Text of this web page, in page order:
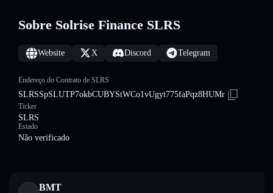
Sobre Solrise Finance SLRS
Website X Discord Telegram
Endereço do Contrato de SLRS
SLRSSpSLUTP7okbCUBYStWCo1vUgyt775faPqz8HUMr
Ticker
SLRS
Estado
Não verificado
BMT